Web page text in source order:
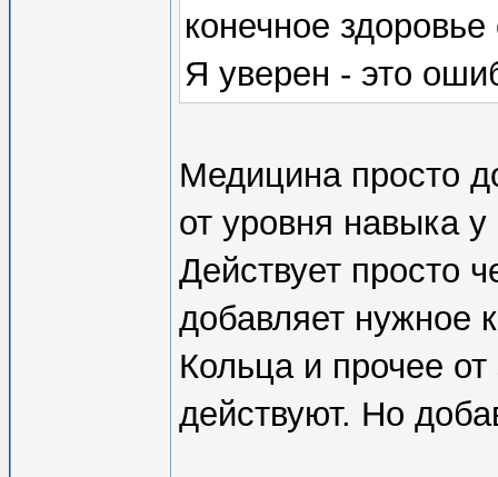
конечное
Я уверен - это
Медицина просто
от уровня навыка у
Действует просто
добавляет нужное
Кольца и прочее
действуют. Но